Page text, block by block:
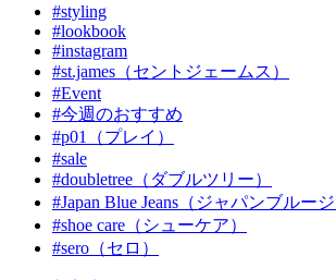
#styling
#lookbook
#instagram
#st.james（セントジェームス）
#Event
#今週のおすすめ
#p01（プレイ）
#sale
#doubletree（ダブルツリー）
#Japan Blue Jeans（ジャパンブルージ
#shoe care（シューケア）
#sero（セロ）